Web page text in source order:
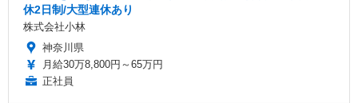
休2日制/大型連休あり
株式会社小林
神奈川県
月給30万8,800円～65万円
正社員